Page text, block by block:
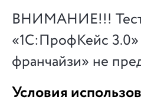
ВНИМАНИЕ!!!
«1С:ПрофКейс 3.0»
франчайзи» не
Условия